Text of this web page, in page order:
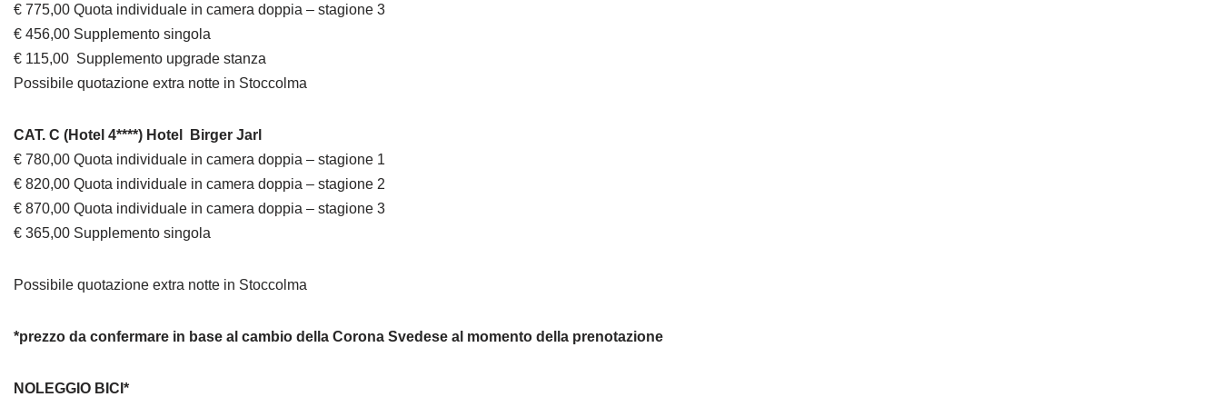
€ 775,00 Quota individuale in camera doppia – stagione 3
€ 456,00 Supplemento singola
€ 115,00 Supplemento upgrade stanza
Possibile quotazione extra notte in Stoccolma
CAT. C (Hotel 4****) Hotel Birger Jarl
€ 780,00 Quota individuale in camera doppia – stagione 1
€ 820,00 Quota individuale in camera doppia – stagione 2
€ 870,00 Quota individuale in camera doppia – stagione 3
€ 365,00 Supplemento singola
Possibile quotazione extra notte in Stoccolma
*prezzo da confermare in base al cambio della Corona Svedese al momento della prenotazione
NOLEGGIO BICI*